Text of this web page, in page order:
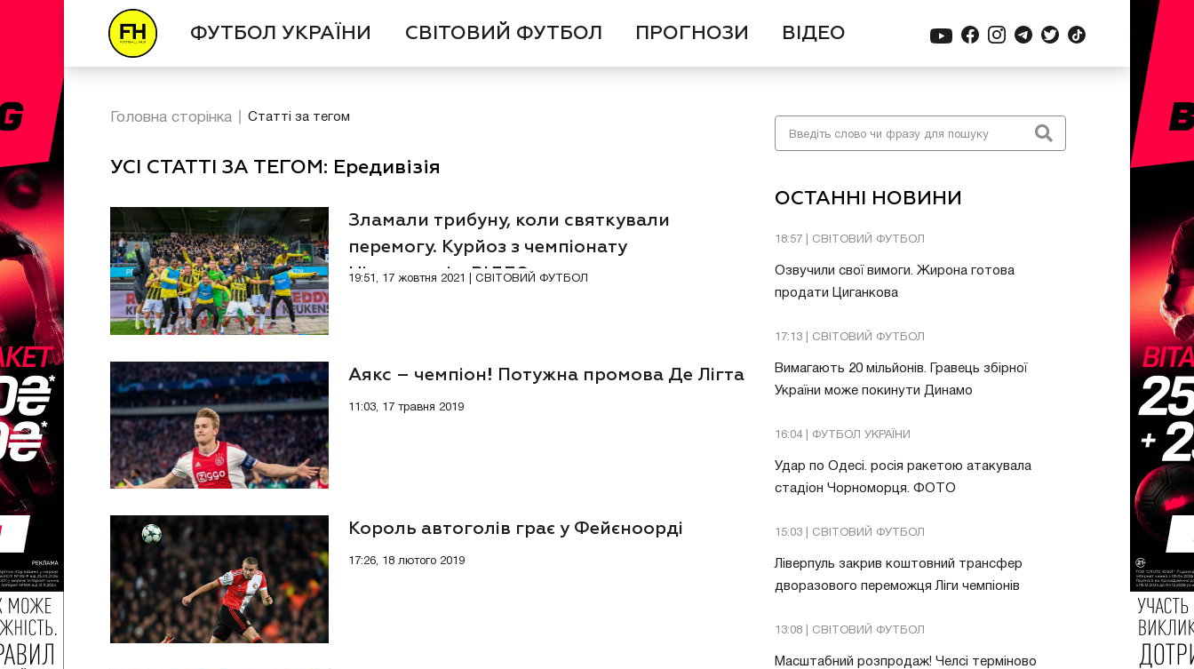
ФУТБОЛ УКРАЇНИ СВІТОВИЙ ФУТБОЛ ПРОГНОЗИ ВІДЕО
ОСТАННІ НОВИНИ
18:57 | СВІТОВИЙ ФУТБОЛ
Озвучили свої вимоги. Жирона готова
продати Циганкова
17:13 | СВІТОВИЙ ФУТБОЛ
Вимагають 20 мільйонів. Гравець збірної
України може покинути Динамо
16:04 | ФУТБОЛ УКРАЇНИ
Удар по Одесі. росія ракетою атакувала
стадіон Чорноморця. ФОТО
15:03 | СВІТОВИЙ ФУТБОЛ
Ліверпуль закрив коштовний трансфер
дворазового переможця Ліги чемпіонів
13:08 | СВІТОВИЙ ФУТБОЛ
Масштабний розпродаж! Челсі терміново
Головна сторінка Статті за тегом
УСІ СТАТТІ ЗА ТЕГОМ: Ередивізія
Зламали трибуну, коли святкували
перемогу. Курйоз з чемпіонату
Нідерландів. ВІДЕО
19:51, 17 жовтня 2021 | СВІТОВИЙ ФУТБОЛ
Аякс – чемпіон! Потужна промова Де Лігта
11:03, 17 травня 2019
Король автоголів грає у Фейєноорді
17:26, 18 лютого 2019